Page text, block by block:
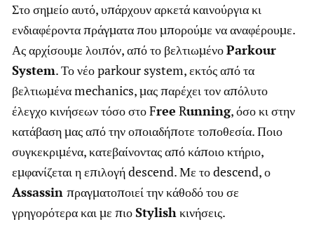
Στο σημείο αυτό, υπάρχουν αρκετά καινούργια κι
ενδιαφέροντα πράγματα που μπορούμε να αναφέρουμε.
Ας αρχίσουμε λοιπόν, από το βελτιωμένοParkour
System. Το νέο parkour system, εκτός από τα
βελτιωμένα mechanics, μας παρέχει τον απόλυτο
έλεγχο κινήσεων τόσο στο Free Running, όσο κι στην
κατάβαση μας από την οποιαδήποτε τοποθεσία. Ποιο
συγκεκριμένα, κατεβαίνοντας από κάποιο κτήριο,
εμφανίζεται η επιλογή descend. Με το descend, ο
Assassin πραγματοποιεί την κάθοδό του σε
γρηγορότερα και με πιοStylishκινήσεις.